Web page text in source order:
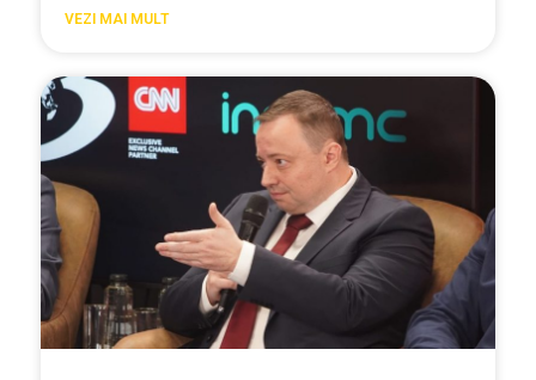
VEZI MAI MULT